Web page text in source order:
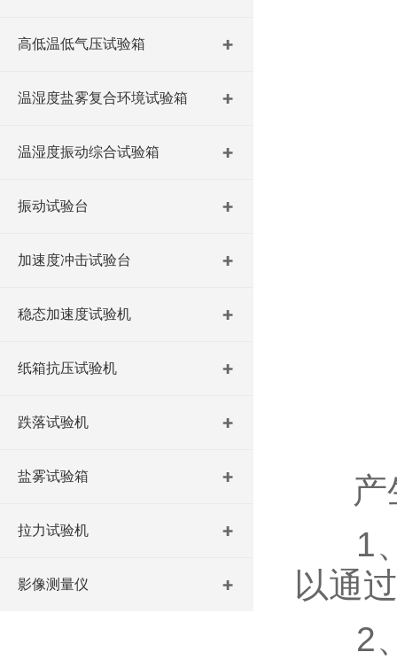
高低温低气压试验箱
温湿度盐雾复合环境试验箱
温湿度振动综合试验箱
振动试验台
加速度冲击试验台
稳态加速度试验机
纸箱抗压试验机
跌落试验机
盐雾试验箱
拉力试验机
影像测量仪
产
1、
以通
2、